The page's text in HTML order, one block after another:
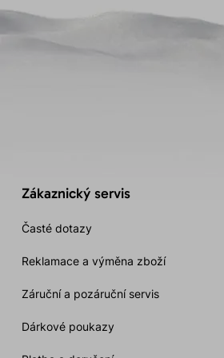
Zákaznický servis
Časté dotazy
Reklamace a výměna zboží
Záruční a pozáruční servis
Dárkové poukazy